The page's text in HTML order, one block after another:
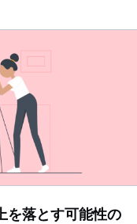
を落とす可能性の